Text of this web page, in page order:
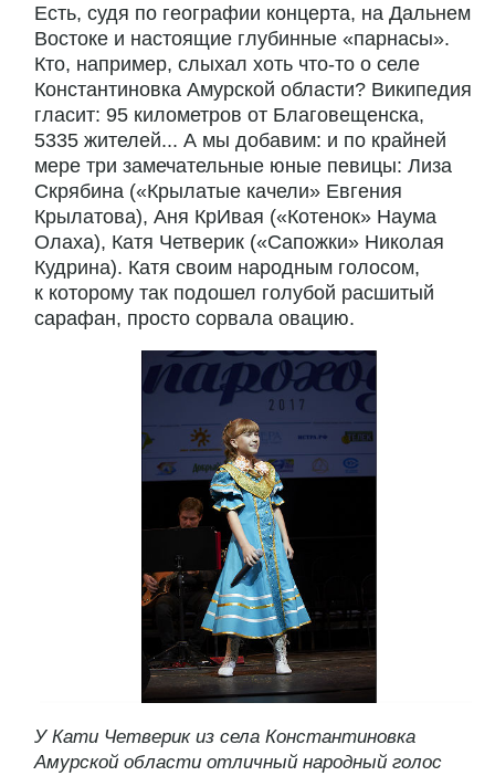
Есть, судя по географии концерта, на Дальнем
Востоке и настоящие глубинные «парнасы».
Кто, например, слыхал хоть что-то о селе
Константиновка Амурской области? Википедия
гласит: 95 километров от Благовещенска,
5335 жителей... А мы добавим: и по крайней
мере три замечательные юные певицы: Лиза
Скрябина («Крылатые качели» Евгения
Крылатова), Аня КрИвая («Котенок» Наума
Олаха), Катя Четверик («Сапожки» Николая
Кудрина). Катя своим народным голосом,
к которому так подошел голубой расшитый
сарафан, просто сорвала овацию.
У Кати Четверик из села Константиновка
Амурской области отличный народный голос